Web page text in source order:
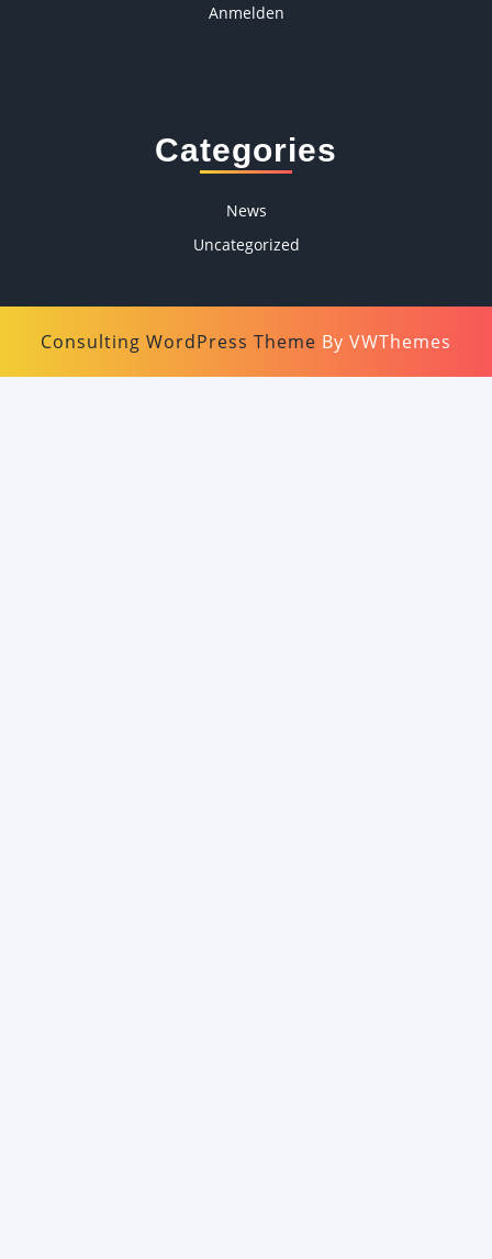
Anmelden
Categories
News
Uncategorized
Consulting WordPress Theme By VWThemes